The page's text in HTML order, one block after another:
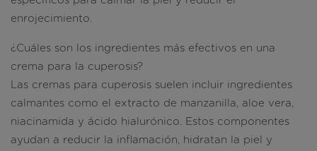
enrojecimiento.
¿Cuáles son los ingredientes más efectivos en una
crema para la cuperosis?
Las cremas para cuperosis suelen incluir ingredientes
calmantes como el extracto de manzanilla, aloe vera,
niacinamida y ácido hialurónico. Estos componentes
ayudan a reducir la inflamación, hidratan la piel y